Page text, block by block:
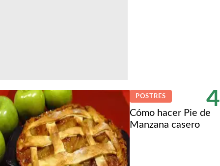
4
POSTRES
Cómo hacer Pie de
Manzana casero